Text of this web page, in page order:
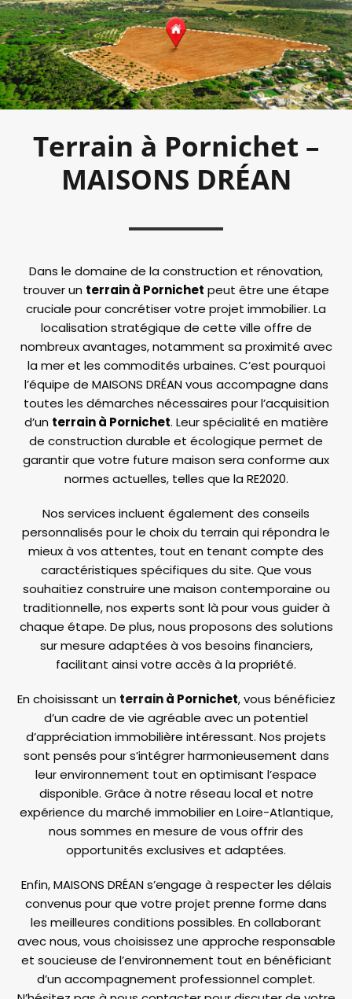
Terrain à Pornichet –
MAISONS DRÉAN
Dans le domaine de la construction et rénovation,
trouver un terrain à Pornichet peut être une étape
cruciale pour concrétiser votre projet immobilier. La
localisation stratégique de cette ville offre de
nombreux avantages, notamment sa proximité avec
la mer et les commodités urbaines. C’est pourquoi
l’équipe de MAISONS DRÉAN vous accompagne dans
toutes les démarches nécessaires pour l’acquisition
d’un terrain à Pornichet. Leur spécialité en matière
de construction durable et écologique permet de
garantir que votre future maison sera conforme aux
normes actuelles, telles que la RE2020.
Nos services incluent également des conseils
personnalisés pour le choix du terrain qui répondra le
mieux à vos attentes, tout en tenant compte des
caractéristiques spécifiques du site. Que vous
souhaitiez construire une maison contemporaine ou
traditionnelle, nos experts sont là pour vous guider à
chaque étape. De plus, nous proposons des solutions
sur mesure adaptées à vos besoins financiers,
facilitant ainsi votre accès à la propriété.
En choisissant un terrainà Pornichet, vous bénéficiez
d’un cadre de vie agréable avec un potentiel
d’appréciation immobilière intéressant. Nos projets
sont pensés pour s’intégrer harmonieusement dans
leur environnement tout en optimisant l’espace
disponible. Grâce à notre réseau local et notre
expérience du marché immobilier en Loire-Atlantique,
nous sommes en mesure de vous offrir des
opportunités exclusives et adaptées.
Enfin, MAISONS DRÉAN s’engage à respecter les délais
convenus pour que votre projet prenne forme dans
les meilleures conditions possibles. En collaborant
avec nous, vous choisissez une approche responsable
et soucieuse de l’environnement tout en bénéficiant
d’un accompagnement professionnel complet.